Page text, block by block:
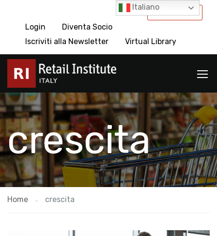
International
Login
Diventa Socio
Iscriviti alla Newsletter
Virtual Library
crescita
Home crescita
Italiano